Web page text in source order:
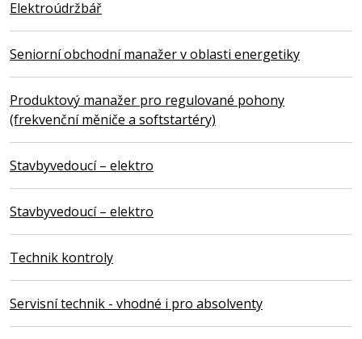
Elektroúdržbář
Seniorní obchodní manažer v oblasti energetiky
Produktový manažer pro regulované pohony
(frekvenční měniče a softstartéry)
Stavbyvedoucí – elektro
Stavbyvedoucí – elektro
Technik kontroly
Servisní technik - vhodné i pro absolventy